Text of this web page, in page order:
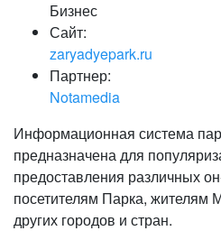
Бизнес
Сайт:
zaryadyepark.ru
Партнер:
Notamedia
Информационная система
предназначена для
предоставления различных
посетителям Парка, жителям
других городов и стран.